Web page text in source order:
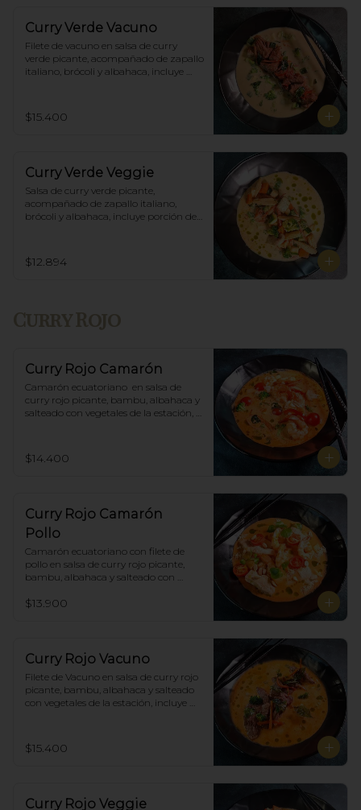
Curry Verde Vacuno
Filete de vacuno en salsa de curry
verde picante, acompañado de zapallo
italiano, brócoli y albahaca, incluye
$15.400
Curry Verde Veggie
Salsa de curry verde picante,
acompañado de zapallo italiano,
brócoli y albahaca, incluye porción de
$12.894
Curry Rojo
Curry Rojo Camarón
Camarón ecuatoriano  en salsa de
curry rojo picante, bambu, albahaca y
salteado con vegetales de la estación,
$14.400
Curry Rojo Camarón
Pollo
Camarón ecuatoriano con filete de
pollo en salsa de curry rojo picante,
bambu, albahaca y salteado con
porción de arroz blanco.
$13.900
Curry Rojo Vacuno
Filete de Vacuno en salsa de curry rojo
picante, bambu, albahaca y salteado
con vegetales de la estación, incluye
$15.400
Curry Rojo Veggie